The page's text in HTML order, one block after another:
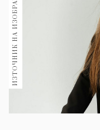
Пътувай
Здраве 389
Gentlemen